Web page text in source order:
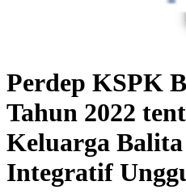
Perdep KSPK
Tahun 2022
Keluarga
Integratif